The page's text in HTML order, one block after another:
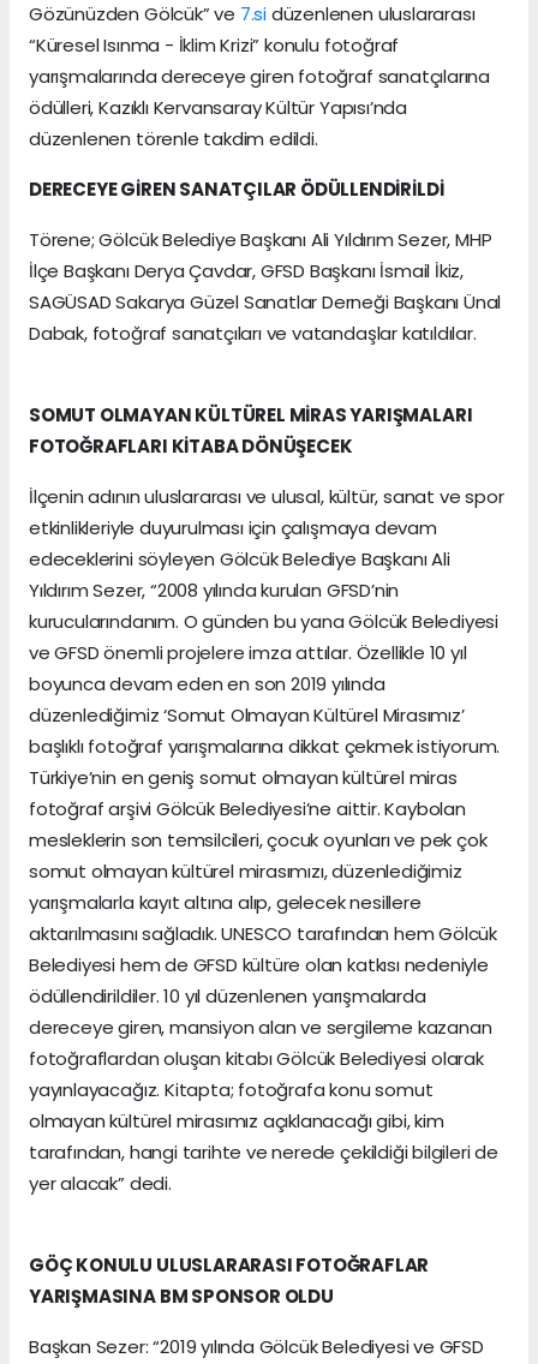
Gözünüzden Gölcük” ve 7.sidüzenlenen uluslararası
“Küresel Isınma - İklim Krizi” konulu fotoğraf
yarışmalarında dereceye giren fotoğraf sanatçılarına
ödülleri, Kazıklı Kervansaray Kültür Yapısı’nda
düzenlenen törenle takdim edildi.
DERECEYE GİREN SANATÇILAR ÖDÜLLENDİRİLDİ
Törene; Gölcük Belediye Başkanı Ali Yıldırım Sezer, MHP
İlçe Başkanı Derya Çavdar, GFSD Başkanı İsmail İkiz,
SAGÜSAD Sakarya Güzel Sanatlar Derneği Başkanı Ünal
Dabak, fotoğraf sanatçıları ve vatandaşlar katıldılar.
SOMUT OLMAYAN KÜLTÜREL MİRAS YARIŞMALARI
FOTOĞRAFLARI KİTABA DÖNÜŞECEK
İlçenin adının uluslararası ve ulusal, kültür, sanat ve spor
etkinlikleriyle duyurulması için çalışmaya devam
edeceklerini söyleyen Gölcük Belediye Başkanı Ali
Yıldırım Sezer, “2008 yılında kurulan GFSD’nin
kurucularındanım. O günden bu yana Gölcük Belediyesi
ve GFSD önemli projelere imza attılar. Özellikle 10 yıl
boyunca devam eden en son 2019 yılında
düzenlediğimiz ‘Somut Olmayan Kültürel Mirasımız’
başlıklı fotoğraf yarışmalarına dikkat çekmek istiyorum.
Türkiye’nin en geniş somut olmayan kültürel miras
fotoğraf arşivi Gölcük Belediyesi’ne aittir. Kaybolan
mesleklerin son temsilcileri, çocuk oyunları ve pek çok
somut olmayan kültürel mirasımızı, düzenlediğimiz
yarışmalarla kayıt altına alıp, gelecek nesillere
aktarılmasını sağladık. UNESCO tarafından hem Gölcük
Belediyesi hem de GFSD kültüre olan katkısı nedeniyle
ödüllendirildiler. 10 yıl düzenlenen yarışmalarda
dereceye giren, mansiyon alan ve sergileme kazanan
fotoğraflardan oluşan kitabı Gölcük Belediyesi olarak
yayınlayacağız. Kitapta; fotoğrafa konu somut
olmayan kültürel mirasımız açıklanacağı gibi, kim
tarafından, hangi tarihte ve nerede çekildiği bilgileri de
yer alacak” dedi.
GÖÇ KONULU ULUSLARARASI FOTOĞRAFLAR
YARIŞMASINA BM SPONSOR OLDU
Başkan Sezer: “2019 yılında Gölcük Belediyesi ve GFSD